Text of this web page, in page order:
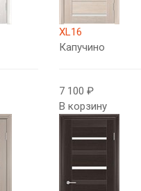
XL16
Капучино
7 100 ₽
В корзину